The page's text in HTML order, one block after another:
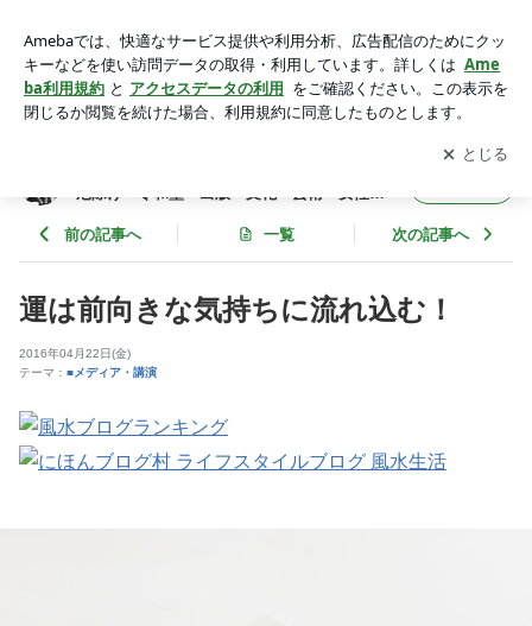
令の風水・開運・厄除け・令和塾・出版・文化・芸術・女性起
業・二拠点生活
アプリをダウンロードして ブログの更新通知
を受け取りまし
ょう。
開く
厄除け・令和塾・出版・文化・芸術・女性起
前の記事へ 一覧 次の記事へ
運は前向きな気持ちに流れ込む！
2016年04月22日(金)
テーマ： ■メディア・講演